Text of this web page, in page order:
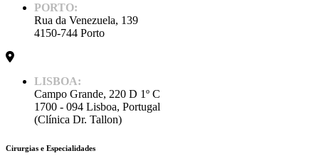
PORTO:
Rua da Venezuela, 139
4150-744 Porto
LISBOA:
Campo Grande, 220 D 1º C
1700 - 094 Lisboa, Portugal
(Clínica Dr. Tallon)
Cirurgias e Especialidades